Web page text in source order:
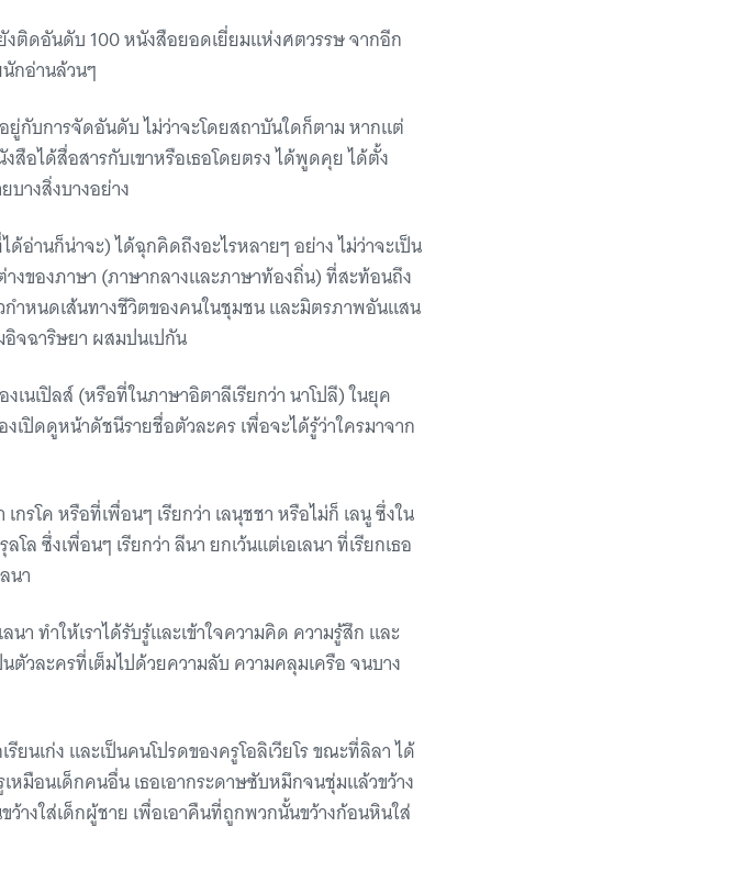
ติดอันดับ 100 หนังสือยอดเยี่ยมแห่งศตวรรษ จากอีก
กอ่านล้วนๆ
กับการจัดอันดับ ไม่ว่าจะโดยสถาบันใดก็ตาม หากแต่
อได้สื่อสารกับเขาหรือเธอโดยตรง ได้พูดคุย ได้ตั้ง
างสิ่งบางอย่าง
อ่านก็น่าจะ) ได้ฉุกคิดถึงอะไรหลายๆ อย่าง ไม่ว่าจะเป็น
ของภาษา (ภาษากลางและภาษาท้องถิ่น) ที่สะท้อนถึง
ำหนดเส้นทางชีวิตของคนในชุมชน และมิตรภาพอันแสน
จฉาริษยา ผสมปนเปกัน
เนเปิลส์ (หรือที่ในภาษาอิตาลีเรียกว่า นาโปลี) ในยุค
ปิดดูหน้าดัชนีรายชื่อตัวละคร เพื่อจะได้รู้ว่าใครมาจาก
รโค หรือที่เพื่อนๆ เรียกว่า เลนุชชา หรือไม่ก็ เลนู ซึ่งใน
ล ซึ่งเพื่อนๆ เรียกว่า ลีนา ยกเว้นแต่เอเลนา ที่เรียกเธอ
นา
นา ทำให้เราได้รับรู้และเข้าใจความคิด ความรู้สึก และ
วละครที่เต็มไปด้วยความลับ ความคลุมเครือ จนบาง
ยนเก่ง และเป็นคนโปรดของครูโอลิเวียโร ขณะที่ลิลา ได้
มือนเด็กคนอื่น เธอเอากระดาษซับหมึกจนชุ่มแล้วขว้าง
งใส่เด็กผู้ชาย เพื่อเอาคืนที่ถูกพวกนั้นขว้างก้อนหินใส่